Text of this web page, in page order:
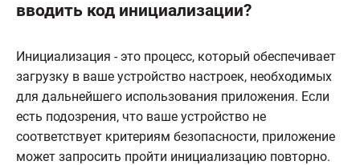
вводить код инициализации?
Инициализация - это процесс, который обеспечивает
загрузку в ваше устройство настроек, необходимых
для дальнейшего использования приложения. Если
есть подозрения, что ваше устройство не
соответствует критериям безопасности, приложение
может запросить пройти инициализацию повторно.